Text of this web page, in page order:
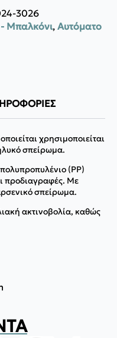
3026
Μπαλκόνι, Αυτόματο
χρησιμοποιείται
σπείρωμα.
(PP)
προδιαγραφές. Με
σπείρωμα.
ακτινοβολία, καθώς